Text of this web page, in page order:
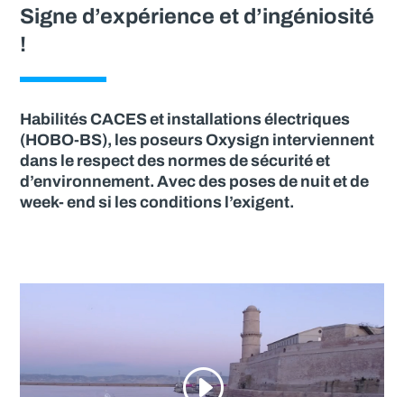
Signe d’expérience et d’ingéniosité
!
Habilités CACES et installations électriques
(HOBO-BS), les poseurs Oxysign interviennent
dans le respect des normes de sécurité et
d’environnement. Avec des poses de nuit et de
week- end si les conditions l’exigent.